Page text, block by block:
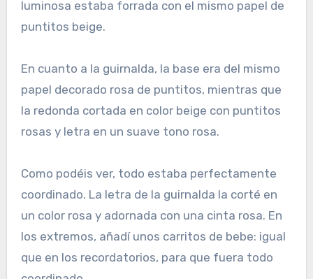
luminosa estaba forrada con el mismo papel de
puntitos beige.
En cuanto a la guirnalda, la base era del mismo
papel decorado rosa de puntitos, mientras que
la redonda cortada en color beige con puntitos
rosas y letra en un suave tono rosa.
Como podéis ver, todo estaba perfectamente
coordinado. La letra de la guirnalda la corté en
un color rosa y adornada con una cinta rosa. En
los extremos, añadí unos carritos de bebe: igual
que en los recordatorios, para que fuera todo